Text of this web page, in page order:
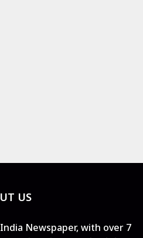
US
Newspaper, with over 7